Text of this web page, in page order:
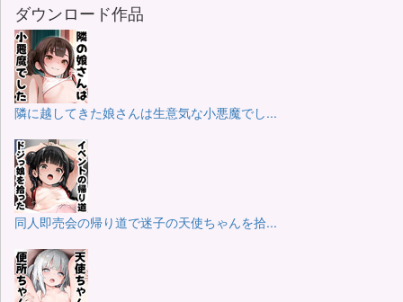
ダウンロード作品
隣に越してきた娘さんは生意気な小悪魔でし...
同人即売会の帰り道で迷子の天使ちゃんを拾...